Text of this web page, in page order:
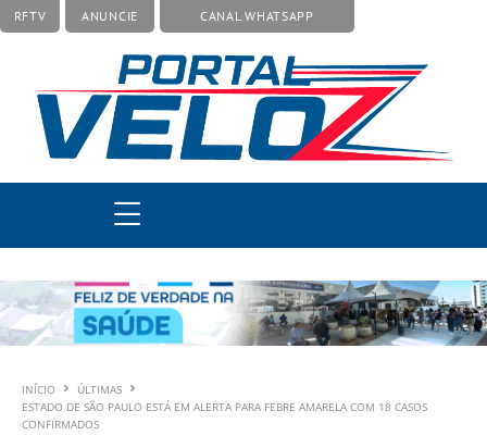
RFTV ANUNCIE CANAL WHATSAPP
INÍCIO
ÚLTIMAS
ESTADO DE SÃO PAULO ESTÁ EM ALERTA PARA FEBRE AMARELA COM 18 CASOS
CONFIRMADOS